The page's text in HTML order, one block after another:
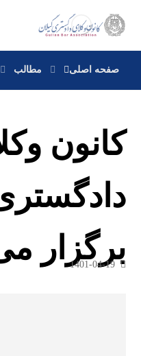
صفحه اصلی مطالب
کانون
برگزار
1401-04-19